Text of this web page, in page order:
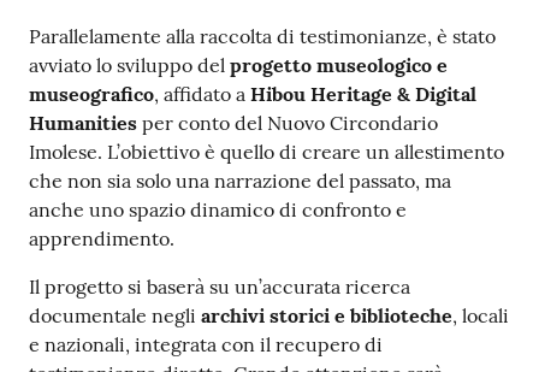
Parallelamente alla raccolta di testimonianze, è stato
avviato lo sviluppo del progetto museologico e
museografico, affidato a Hibou Heritage & Digital
Humanities per conto del Nuovo Circondario
Imolese. L’obiettivo è quello di creare un allestimento
che non sia solo una narrazione del passato, ma
anche uno spazio dinamico di confronto e
apprendimento.
Il progetto si baserà su un’accurata ricerca
documentale negli archivi storici e biblioteche, locali
e nazionali, integrata con il recupero di